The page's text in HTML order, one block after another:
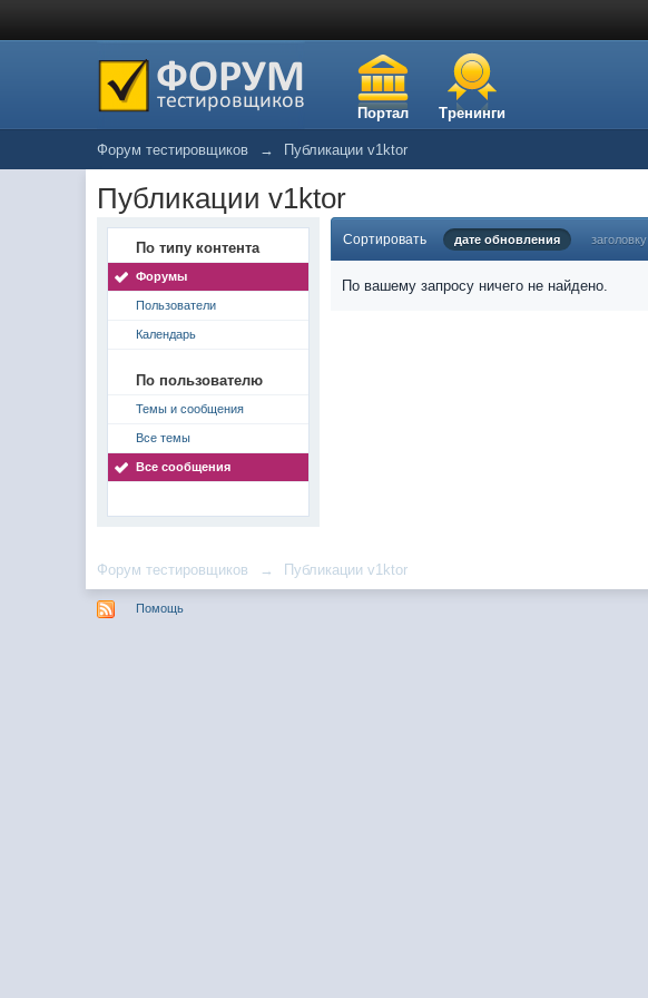
Портал Тренинги
Форум тестировщиков → Публикации v1ktor
Публикации v1ktor
По типу контента
Форумы
Пользователи
Календарь
По пользователю
Темы и сообщения
Все темы
Все сообщения
Сортировать дате обновления заголовку
По вашему запросу ничего не найдено.
Форум тестировщиков → Публикации v1ktor
Помощь